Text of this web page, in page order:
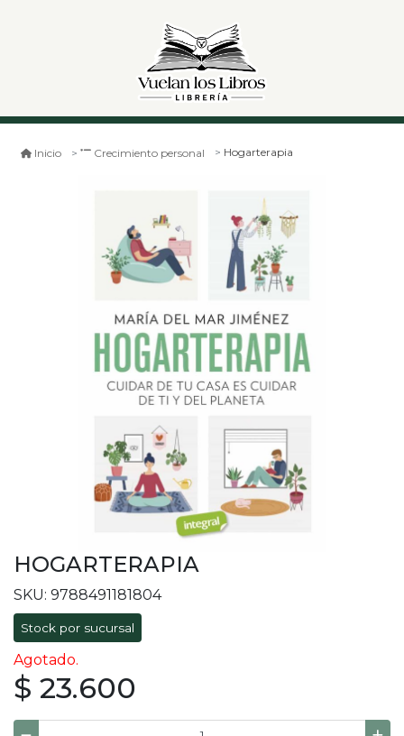
Inicio Crecimiento personal Hogarterapia
HOGARTERAPIA
SKU: 9788491181804
Stock por sucursal
Agotado.
$ 23.600